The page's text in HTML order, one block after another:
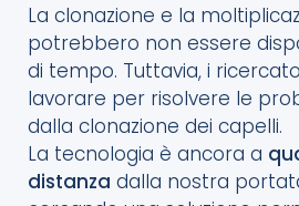
La clonazione e la
potrebbero non essere
di tempo. Tuttavia, i
lavorare per risolvere le
dalla clonazione dei capelli.
La tecnologia è ancora a
distanza dalla nostra